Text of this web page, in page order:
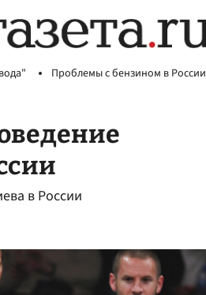
Проблемы с бензином в России
в России